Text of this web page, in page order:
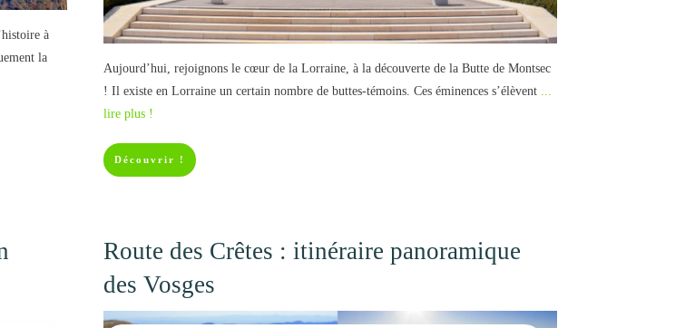
à
la
Aujourd’hui, rejoignons le cœur de la Lorraine, à la découverte de la Butte de Montsec
! Il existe en Lorraine un certain nombre de buttes-témoins. Ces éminences s’élèvent ...
lire plus !
Découvrir !
Route des Crêtes : itinéraire panoramique
des Vosges